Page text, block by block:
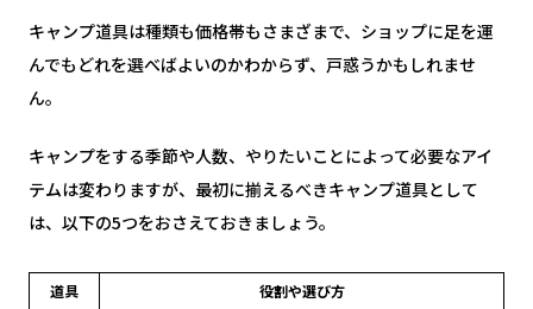
キャンプ道具は種類も価格帯もさまざまで、ショップに足を運
んでもどれを選べばよいのかわからず、戸惑うかもしれませ
ん。
キャンプをする季節や人数、やりたいことによって必要なアイ
テムは変わりますが、最初に揃えるべきキャンプ道具として
は、以下の5つをおさえておきましょう。
道具
役割や選び方